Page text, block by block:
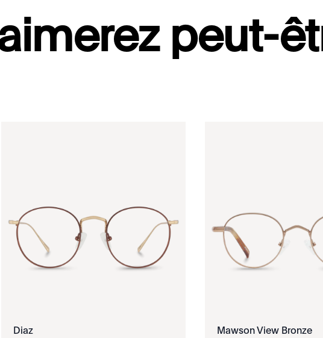
peut-
Diaz
Mawson View Bronze